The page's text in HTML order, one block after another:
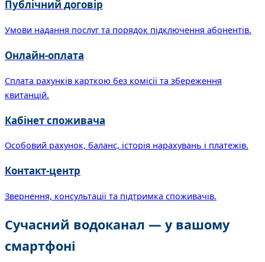
Публічний договір
Умови надання послуг та порядок підключення абонентів.
Онлайн-оплата
Сплата рахунків карткою без комісії та збереження
квитанцій.
Кабінет споживача
Особовий рахунок, баланс, історія нарахувань і платежів.
Контакт-центр
Звернення, консультації та підтримка споживачів.
Сучасний водоканал — у вашому
смартфоні